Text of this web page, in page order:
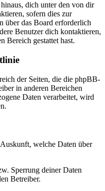
dich unter den von dir
sofern dies zur
über das Board erforderlich
Benutzer dich kontaktieren,
Bereich gestattet hast.
der Seiten, die die phpBB-
in anderen Bereichen
Daten verarbeitet, wird
welche Daten über
Sperrung deiner Daten
Betreiber.